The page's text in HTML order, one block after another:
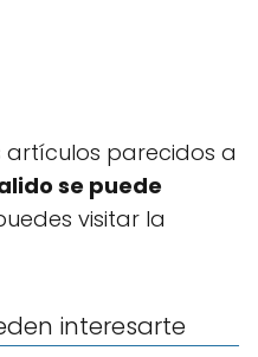
artículos parecidos a
se puede
visitar la
interesarte